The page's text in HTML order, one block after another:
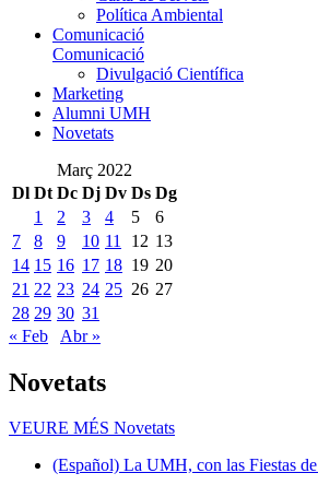
Política Ambiental
Comunicació
Comunicació
Divulgació Científica
Marketing
Alumni UMH
Novetats
Març 2022
Dl Dt Dc Dj Dv Ds Dg
1
2 3 4 5
6
7
8 9 10 11 12 13
14 15 16 17 18 19 20
21 22 23 24 25 26 27
28 29 30 31
« Feb
Abr »
Novetats
VEURE MÉS Novetats
(Español) La UMH, con las Fiestas